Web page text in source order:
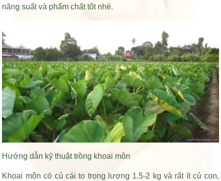
năng suất và phẩm chất tốt nhé.
Hướng dẫn kỹ thuật trồng khoai môn
Khoai môn có củ cái to trọng lượng 1.5-2 kg và rất ít củ con,